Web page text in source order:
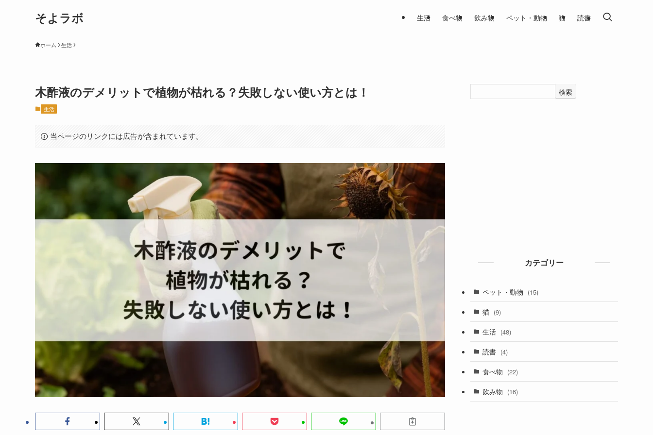
そよラボ 生活 食べ物 飲み物 ペット・動物 猫 読書
ホーム 生活
木酢液のデメリットで植物が枯れる？失敗しない使い方とは！
生活
当ページのリンクには広告が含まれています。
検索
カテゴリー
ペット・動物 (15)
猫 (9)
生活 (48)
読書 (4)
食べ物 (22)
飲み物 (16)